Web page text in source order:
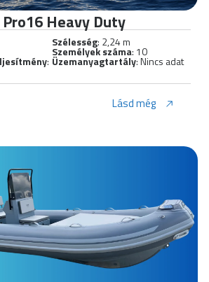
Pro16 Heavy Duty
Szélesség: 2,24 m
Személyek száma: 10
: Üzemanyagtartály: Nincs adat
Lásd még